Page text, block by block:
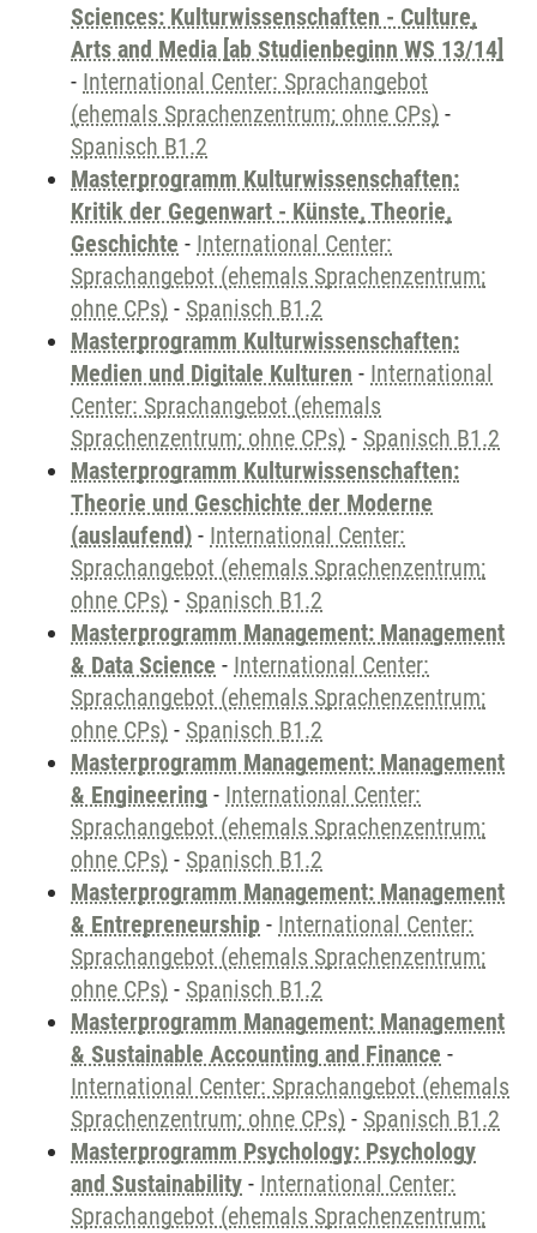
Sciences: Kulturwissenschaften - Culture,
Arts and Media [ab Studienbeginn WS 13/14]
- International Center: Sprachangebot
(ehemals Sprachenzentrum; ohne CPs) -
Spanisch B1.2
Masterprogramm Kulturwissenschaften:
Kritik der Gegenwart - Künste, Theorie,
Geschichte - International Center:
Sprachangebot (ehemals Sprachenzentrum;
ohne CPs) - Spanisch B1.2
Masterprogramm Kulturwissenschaften:
Medien und Digitale Kulturen - International
Center: Sprachangebot (ehemals
Sprachenzentrum; ohne CPs) - Spanisch B1.2
Masterprogramm Kulturwissenschaften:
Theorie und Geschichte der Moderne
(auslaufend) - International Center:
Sprachangebot (ehemals Sprachenzentrum;
ohne CPs) - Spanisch B1.2
Masterprogramm Management: Management
& Data Science - International Center:
Sprachangebot (ehemals Sprachenzentrum;
ohne CPs) - Spanisch B1.2
Masterprogramm Management: Management
& Engineering - International Center:
Sprachangebot (ehemals Sprachenzentrum;
ohne CPs) - Spanisch B1.2
Masterprogramm Management: Management
& Entrepreneurship - International Center:
Sprachangebot (ehemals Sprachenzentrum;
ohne CPs) - Spanisch B1.2
Masterprogramm Management: Management
& Sustainable Accounting and Finance -
International Center: Sprachangebot (ehemals
Sprachenzentrum; ohne CPs) - Spanisch B1.2
Masterprogramm Psychology: Psychology
and Sustainability - International Center:
Sprachangebot (ehemals Sprachenzentrum;